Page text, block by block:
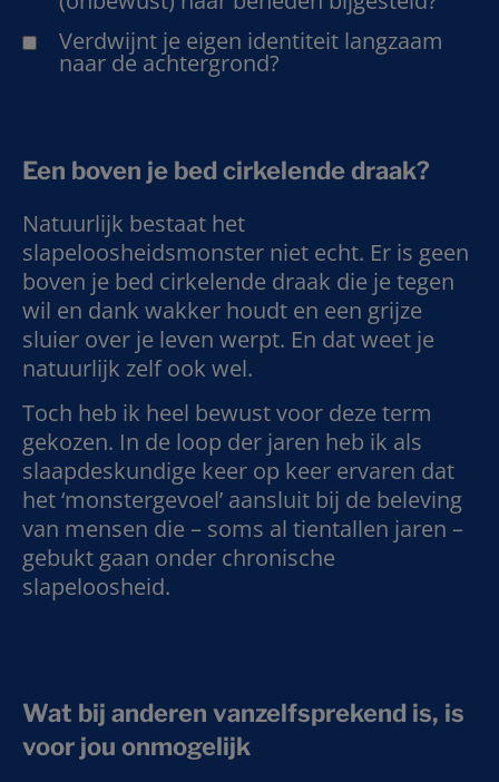
Verdwijnt je eigen identiteit langzaam
naar de achtergrond?
Een boven je bed cirkelende draak?
Natuurlijk bestaat het
slapeloosheidsmonster niet echt. Er is geen
boven je bed cirkelende draak die je tegen
wil en dank wakker houdt en een grijze
sluier over je leven werpt. En dat weet je
natuurlijk zelf ook wel.
Toch heb ik heel bewust voor deze term
gekozen. In de loop der jaren heb ik als
slaapdeskundige keer op keer ervaren dat
het ‘monstergevoel’ aansluit bij de beleving
van mensen die – soms al tientallen jaren –
gebukt gaan onder chronische
slapeloosheid.
Wat bij anderen vanzelfsprekend is, is
voor jou onmogelijk